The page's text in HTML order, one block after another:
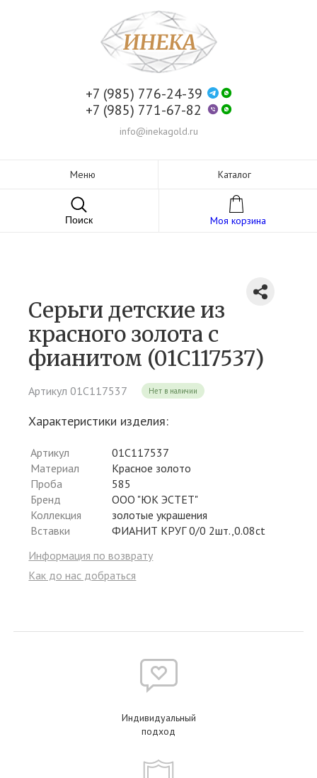
+7 (985) 776-24-39
+7 (985) 771-67-82
info@inekagold.ru
Меню Каталог
Поиск Моя корзина
Серьги детские из
красного золота c
фианитом (01С117537)
Артикул 01С117537 Нет в наличии
Характеристики изделия:
Артикул
01С117537
Материал
Красное золото
Проба
585
Бренд
ООО "ЮК ЭСТЕТ"
Коллекция
золотые украшения
Вставки
ФИАНИТ КРУГ 0/0 2шт.,0.08ct
Информация по возврату
Как до нас добраться
Индивидуальный
подход